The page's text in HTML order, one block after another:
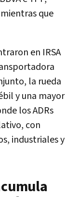
que
en IRSA
la rueda
y una mayor
los ADRs
con
industriales y